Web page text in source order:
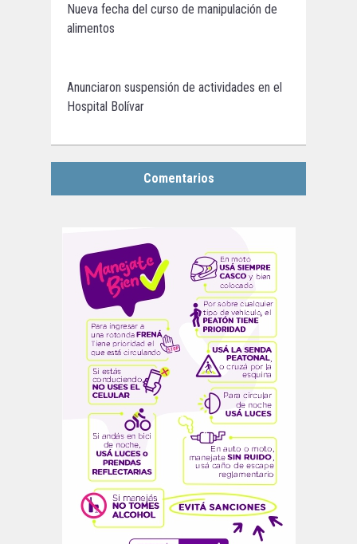
Nueva fecha del curso de manipulación de
alimentos
Anunciaron suspensión de actividades en el
Hospital Bolívar
Comentarios